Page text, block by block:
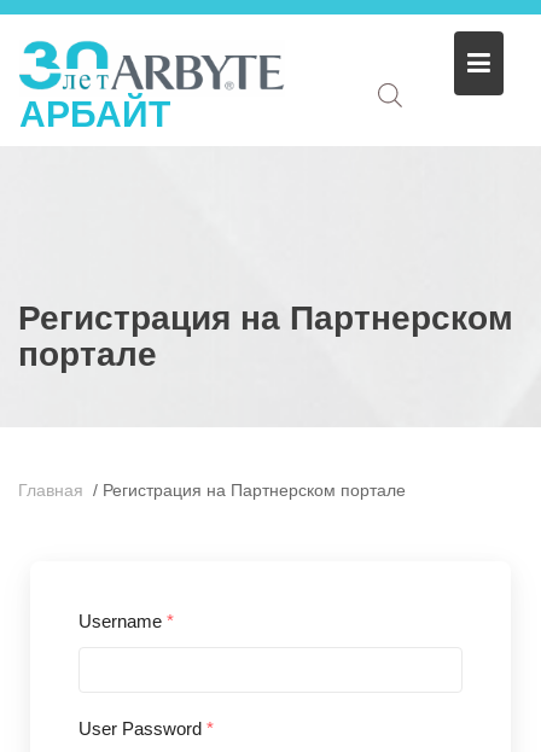
АРБАЙТ
Регистрация на Партнерском
портале
Главная / Регистрация на Партнерском портале
Username *
User Password *